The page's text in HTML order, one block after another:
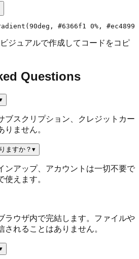
#6366f1 0%, #ec4899
ジュアルで作成してコードをコピ
Questions
ブスクリプション、クレジットカー
りません。
ますか？ ▾
ンアップ、アカウントは一切不要で
えます。
ラウザ内で完結します。ファイルや
れることはありません。